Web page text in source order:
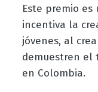
Este premio
incentiva la
jóvenes, al
demuestren el
en Colombia.